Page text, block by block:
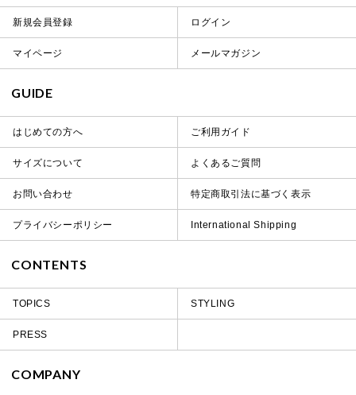
新規会員登録 ログイン
マイページ メールマガジン
GUIDE
はじめての方へ ご利用ガイド
サイズについて よくあるご質問
お問い合わせ 特定商取引法に基づく表示
プライバシーポリシー International Shipping
CONTENTS
TOPICS STYLING
PRESS
COMPANY